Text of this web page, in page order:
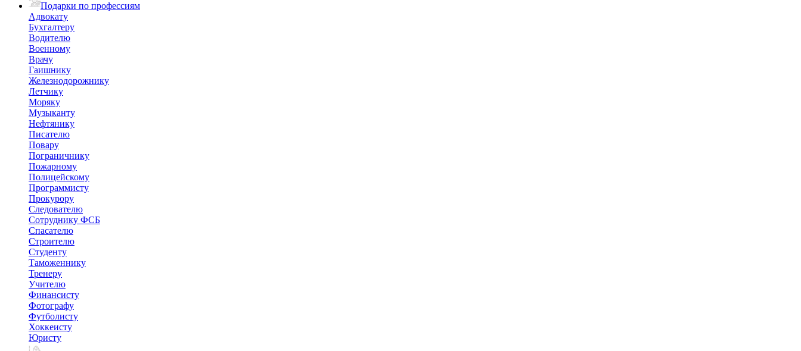
Подарки по профессиям
Адвокату
Бухгалтеру
Водителю
Военному
Врачу
Гаишнику
Железнодорожнику
Летчику
Моряку
Музыканту
Нефтянику
Писателю
Повару
Пограничнику
Пожарному
Полицейскому
Программисту
Прокурору
Следователю
Сотруднику ФСБ
Спасателю
Строителю
Студенту
Таможеннику
Тренеру
Учителю
Финансисту
Фотографу
Футболисту
Хоккеисту
Юристу